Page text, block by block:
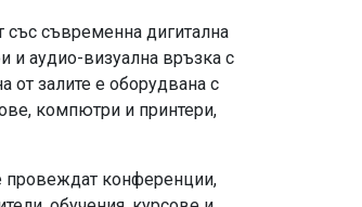
със съвременна дигитална
и аудио-визуална връзка с
от залите е оборудвана с
компютри и принтери,
провеждат конференции,